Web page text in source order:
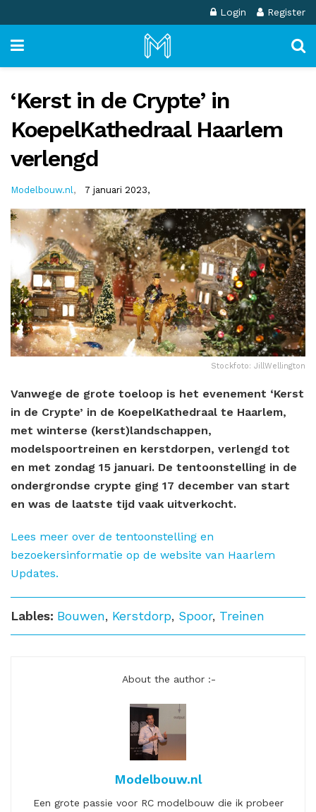
Login Register
‘Kerst in de Crypte’ in
KoepelKathedraal Haarlem
verlengd
Modelbouw.nl , 7 januari 2023,
Stockfoto: JillWellington
Vanwege de grote toeloop is het evenement ‘Kerst
in de Crypte’ in de KoepelKathedraal te Haarlem,
met winterse (kerst)landschappen,
modelspoortreinen en kerstdorpen, verlengd tot
en met zondag 15 januari. De tentoonstelling in de
ondergrondse crypte ging 17 december van start
en was de laatste tijd vaak uitverkocht.
Lees meer over de tentoonstelling en
bezoekersinformatie op de website van Haarlem
Updates.
Lables: Bouwen, Kerstdorp, Spoor, Treinen
About the author :-
Modelbouw.nl
Een grote passie voor RC modelbouw die ik probeer